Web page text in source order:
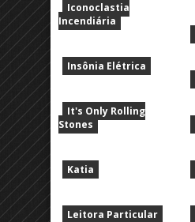
Iconoclastia
Incendiária
Insônia Elétrica
It's Only Rolling
Stones
Katia
Leitora Particular